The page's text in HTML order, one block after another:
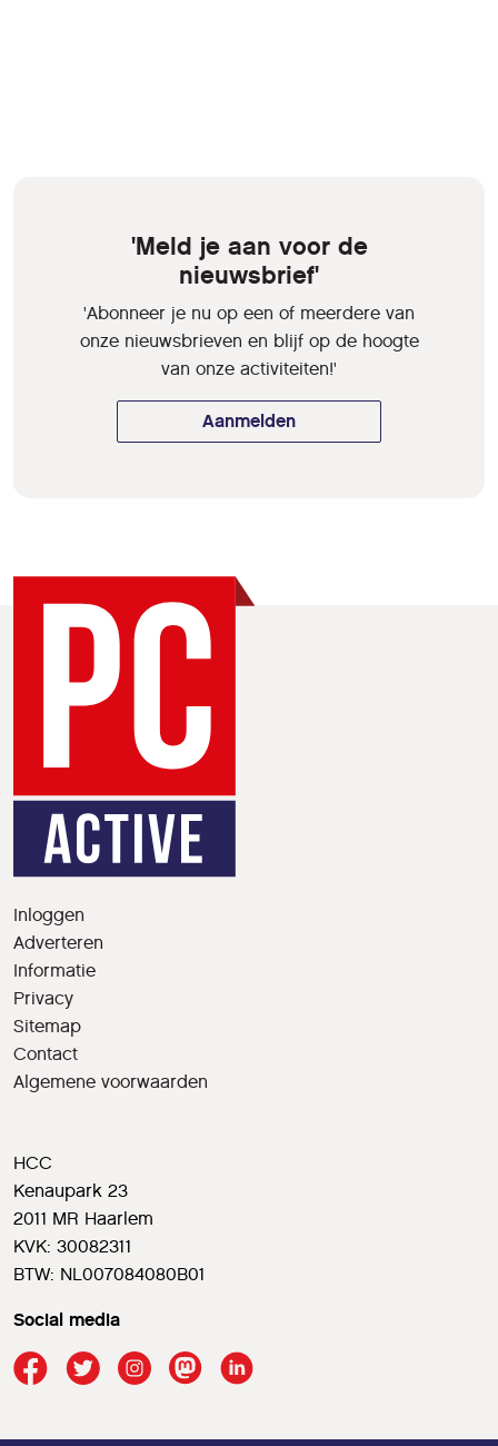
'Meld je aan voor de
nieuwsbrief'
'Abonneer je nu op een of meerdere van
onze nieuwsbrieven en blijf op de hoogte
van onze activiteiten!'
Aanmelden
Inloggen
Adverteren
Informatie
Privacy
Sitemap
Contact
Algemene voorwaarden
HCC
Kenaupark 23
2011 MR Haarlem
KVK: 30082311
BTW: NL007084080B01
Social media